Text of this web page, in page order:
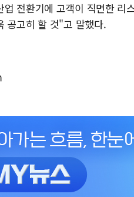
전환기에 고객이 직면한 리
공고히 할 것"고 말했다.